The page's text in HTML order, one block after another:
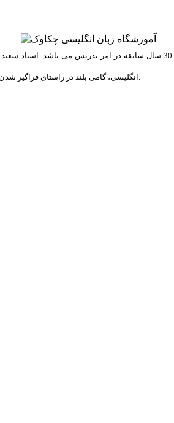
انگلیسی، گامی بلند در راستای فراگیر شدن این زبان برداشته است. تمامی کتب مورد استفاده در این مجموعه توسط ایشان طراحی شده است.